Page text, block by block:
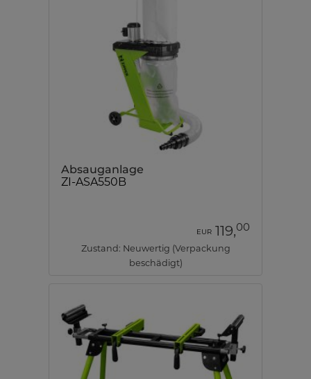
Absauganlage
ZI-ASA550B
EUR 119,00
Zustand: Neuwertig (Verpackung
beschädigt)